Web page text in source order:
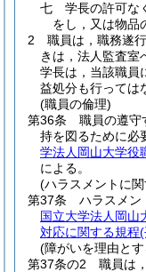
七
学長の許可な
をし，又は物品
2
職員は，職務遂
きは，法人監査室
学長は，当該職員
益処分も行っては
(職員の倫理)
第36条
職員の遵守
持を図るために必
学法人岡山大学役
による。
(ハラスメントに
第37条
ハラスメン
国立大学法人岡山
対応に関する規程(
(障がいを理由と
第37条の2
職員は